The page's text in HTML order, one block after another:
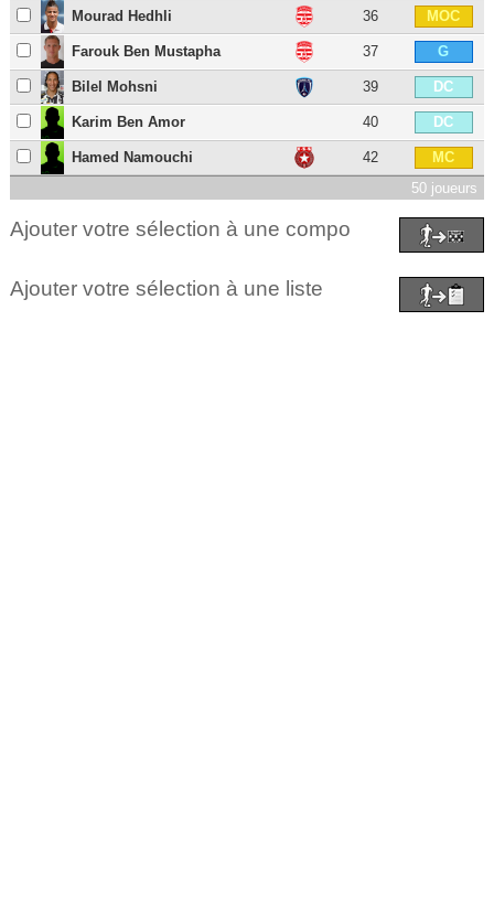
Mourad Hedhli 36 MOC
Farouk Ben Mustapha 37 G
Bilel Mohsni 39 DC
Karim Ben Amor 40 DC
Hamed Namouchi 42
MC
50 joueurs
Ajouter votre sélection à une compo
Ajouter votre sélection à une liste